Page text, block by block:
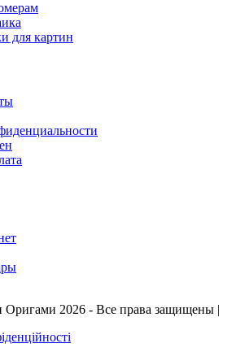
для картин
Оригами 2026 - Все права защищены